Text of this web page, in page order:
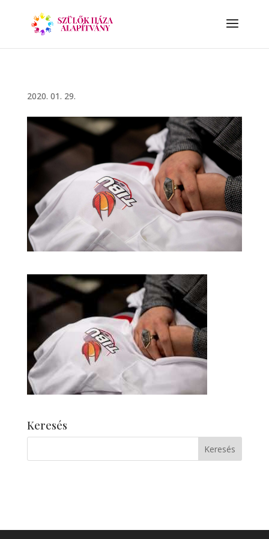
2020. 01. 29.
Keresés